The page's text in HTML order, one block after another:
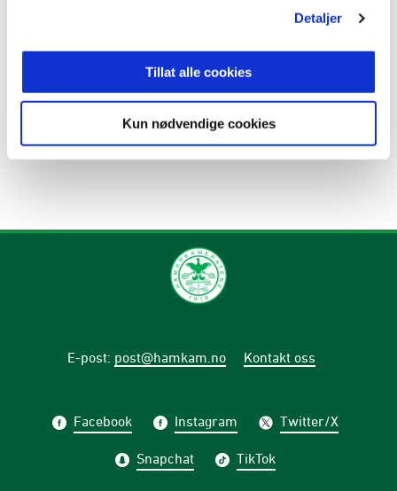
Detaljer
Tillat alle cookies
Kun nødvendige cookies
, oppdatert: 01.06.2026
Kontakt:
Karlsen
E-post: post@hamkam.no Kontakt oss
Facebook Instagram Twitter/X
Snapchat TikTok